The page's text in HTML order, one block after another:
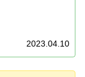
2023.04.10